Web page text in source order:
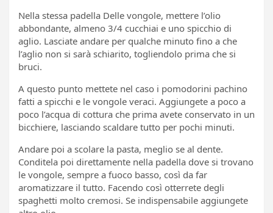
Nella stessa padella Delle vongole, mettere l’olio
abbondante, almeno 3/4 cucchiai e uno spicchio di
aglio. Lasciate andare per qualche minuto fino a che
l’aglio non si sarà schiarito, togliendolo prima che si
bruci.
A questo punto mettete nel caso i pomodorini pachino
fatti a spicchi e le vongole veraci. Aggiungete a poco a
poco l’acqua di cottura che prima avete conservato in un
bicchiere, lasciando scaldare tutto per pochi minuti.
Andare poi a scolare la pasta, meglio se al dente.
Conditela poi direttamente nella padella dove si trovano
le vongole, sempre a fuoco basso, così da far
aromatizzare il tutto. Facendo così otterrete degli
spaghetti molto cremosi. Se indispensabile aggiungete